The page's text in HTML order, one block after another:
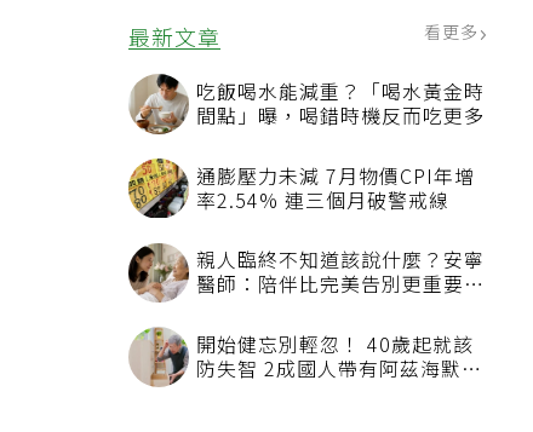
最新文章 看更多
吃飯喝水能減重？「喝水黃金時
間點」曝，喝錯時機反而吃更多
通膨壓力未減 7月物價CPI年增
率2.54% 連三個月破警戒線
親人臨終不知道該說什麼？安寧
醫師：陪伴比完美告別更重要，
開始健忘別輕忽！ 40歲起就該
防失智 2成國人帶有阿茲海默症